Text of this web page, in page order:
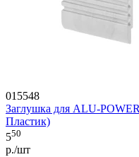
015548
Заглушка для ALU-
Пластик)
550
р./шт